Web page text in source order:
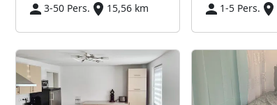
3-50 Pers.
15,56 km
1-5 Pers.